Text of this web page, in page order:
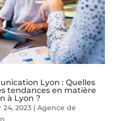
Lyon : Quelles
tendances en matière
à Lyon ?
24, 2023| Agence de